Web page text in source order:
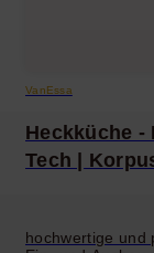
VanEssa
Heckküche -
Tech |
hochwertige und